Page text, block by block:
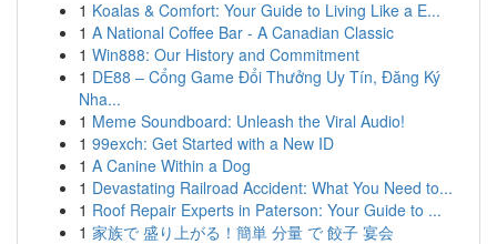
1 Koalas & Comfort: Your Guide to Living Like a E...
1 A National Coffee Bar - A Canadian Classic
1 Win888: Our History and Commitment
1 DE88 – Cổng Game Đổi Thưởng Uy Tín, Đăng Ký
Nha...
1 Meme Soundboard: Unleash the Viral Audio!
1 99exch: Get Started with a New ID
1 A Canine Within a Dog
1 Devastating Railroad Accident: What You Need to...
1 Roof Repair Experts in Paterson: Your Guide to ...
1 家族で 盛り上がる！簡単 分量 で 餃子 宴会